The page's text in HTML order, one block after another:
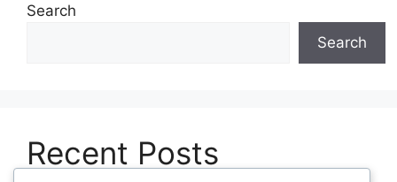
Search
Search
Recent Posts